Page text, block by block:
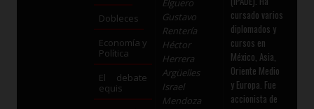
Dobleces
Economía y
Política
El debate
equis
Gustavo
Rentería
Héctor
Herrera
Argüelles
Israel
Mendoza
cursado varios
diplomados y
cursos en
México, Asia,
Oriente Medio
y Europa. Fue
accionista de